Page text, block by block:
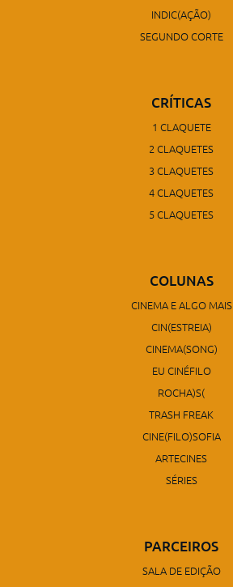
INDIC(AÇÃO)
SEGUNDO CORTE
CRÍTICAS
1 CLAQUETE
2 CLAQUETES
3 CLAQUETES
4 CLAQUETES
5 CLAQUETES
COLUNAS
CINEMA E ALGO MAIS
CIN(ESTREIA)
CINEMA(SONG)
EU CINÉFILO
ROCHA)S(
TRASH FREAK
CINE(FILO)SOFIA
ARTECINES
SÉRIES
PARCEIROS
SALA DE EDIÇÃO